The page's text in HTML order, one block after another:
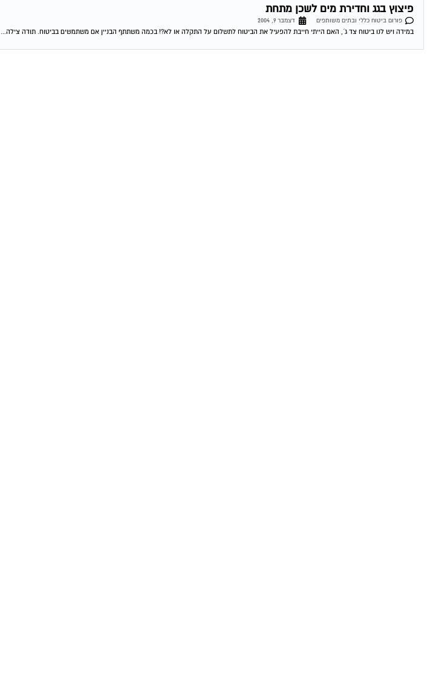
פיצוץ בגג וחדירת מים לשכן מתחת
פורום ביטוח כללי ובתים משותפים
דצמבר 9, 2004
במידה ויש לנו ביטוח צד ג´, האם הייתי חייבת להפעיל את הביטוח לתשלום על התקלה או לא?! בכמה משתתף הבניין אם משתמשים בביטוח. תודה צילה...